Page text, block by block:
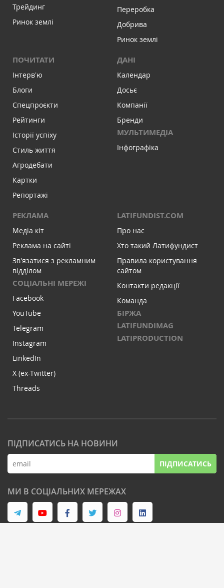
Трейдинг
Ринок землі
Переробка
Добрива
Ринок землі
ПОЧИТАТИ
Інтервʼю
Блоги
Спецпроєкти
Рейтинги
Історії успіху
Стиль життя
Агродебати
Картки
Репортажі
ДАНІ
Календар
Досьє
Компанії
Бренди
МУЛЬТИМЕДІА
Інфографіка
РЕКЛАМА
Медіа кіт
Реклама на сайті
Зв'язатися з рекламним
відділом
СОЦІАЛЬНІ МЕРЕЖІ
Facebook
YouTube
Telegram
Instagram
LinkedIn
X (ex-Twitter)
Threads
LATIFUNDIST.COM
Про нас
Хто такий Латифундист
Правила користування
сайтом
Контакти редакції
Команда
БІРЖА
LATIFUNDIMAG
LATIPRODUCTION
ПІДПИСАТИСЬ НА НОВИНИ
ПІДПИСАТИСЬ
МИ В СОЦІАЛЬНИХ МЕРЕЖАХ